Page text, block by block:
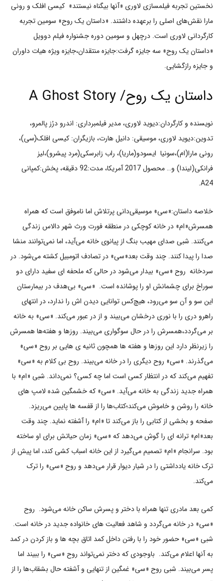
نخستین تجربه فیلمسازی لاوری «آنها بی‎گناه نیستند» کیسی افلک و رونی
مارا نقش‌های اصلی را برعهده داشتند. «داستان یک روح» سومین تجربه
کارگردانی لاوری است. درچهل و سومین دوره جشنواره فیلم دوویل
«داستان یک روح» سه جایزه گرفت:جایزه منتقدان،جایزه ویژه هیات داوران
و جایزه رازگشایی.
داستان یک روح/ A Ghost Story
نویسنده و کارگردان:دیوید لاوری، مدیر فیلمبرداری: اندرو درُز پالمرو،
تدوین:دیوید لاوری، موسیقی: دانیل هارت، بازیگران: کیسی افلک(سی)،
رونی مارا(ام)،سونیا ایسودو(ماریا)، راب زابرسکی(مرد پیشرو)،لیز
فرانکی(لیندا) و… محصول 2017 آمریکا، مدت:92 دقیقه، پخش:کمپانی
A24.
خلاصه داستان:«سی» موسیقی‌دانی پرتلاش اما ناموفق است که همراه
همسرش«ام» در خانه کوچکی در منطقه فورت ورث شهر دالاس زندگی
می‌کنند. شبی صدای مهیب بنگ از پیانوی خانه می‌آید، اما نمی‌توانند منشا
صدا را پیدا کنند. چند وقت بعد«سی» در تصادف اتومبیل کشته می‌شود. در
سردخانه روح «سی» بیدار می‌شود در حالی که ملحفه ای سفید دارای دو
سوراخ برای چشمانش او را پوشانده است. «سی» بی‌هدف در بیمارستان
این سو و آن سو می‌رود، هیچ‌کس توانایی دیدن اش را ندارد، در انتهای
راهرو دری را با نوری درخشان می‌بیند و از در عبور می‌کند. «سی» به خانه
بر می‌گردد،همسرش را در حال سوگواری می‌بیند. روزها و هفته‌ها همسرش
را زیرنظر دارد این روزها و هفته ها همچون ثانیه ی هایی بر روح «سی»
می‌گذرند. «سی» روح دیگری را در خانه می‌بیند. روح بی کلام به «سی»
تفهیم می‌کند که در انتظار کسی است اما چه کسی؟ نمی‌داند. شبی «ام» با
همراه جدید زندگی به خانه می‌آید. «سی» که خشمگین شده لامپ های
خانه را روشن و خاموش می‌کند؛کتاب‌ها را از قفسه ‌ها پایین می‌ریزد.
صفحه و بخشی از کتابی را باز می‌کند تا «ام» را آشفته نماید. چند وقت
بعد«ام» ترانه ای را گوش می‌دهد که «سی» زمان حیاتش برای او ساخته
بود. سرانجام «ام» تصمیم می‌گیرد از این خانه اسباب کشی کند، اما پیش از
ترک خانه یادداشتی را در شیار دیوار قرار می‌دهد و روح «سی» را ترک
می‌کند.
کمی بعد مادری تنها همراه با دختر و پسرش ساکن خانه می‌شود. روح
«سی» در خانه می‌گردد و شاهد فعالیت های خانواده جدید در خانه است.
شبی «سی» حضور خود را با رفتن داخل کمد اتاق بچه ها و باز کردن در کمد
به آنها اعلام می‌کند. باوجودی که دختر نمی‌تواند روح «سی» را ببیند اما
پسر می‌بیند. شبی روح «سی» غمگین از تنهایی و آشفته حال بشقاب‌ها را از